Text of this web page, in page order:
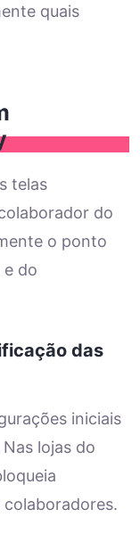
quais
telas
do
o ponto
e do
das
iniciais
lojas do